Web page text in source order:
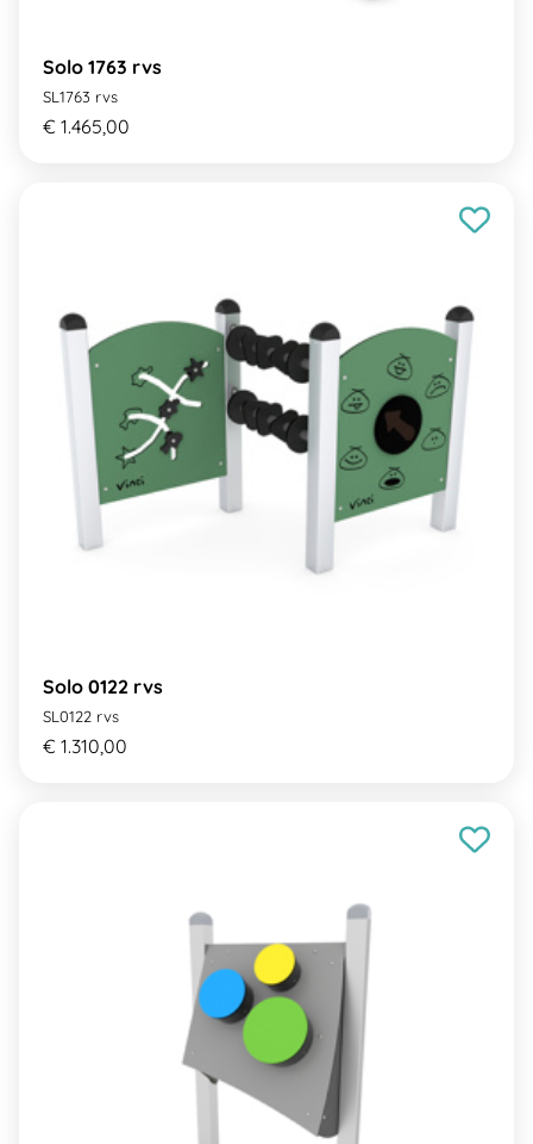
Solo 1763 rvs
SL1763 rvs
€ 1.465,00
Solo 0122 rvs
SL0122 rvs
€ 1.310,00